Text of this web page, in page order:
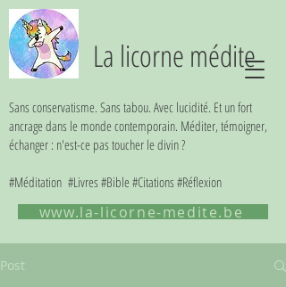
La licorne médite
Sans conservatisme. Sans tabou. Avec lucidité. Et un fort
ancrage dans le monde contemporain. Méditer, témoigner,
échanger : n'est-ce pas toucher le divin ?
#Méditation #Livres #Bible #Citations #Réflexion
www.la-licorne-medite.be
Post